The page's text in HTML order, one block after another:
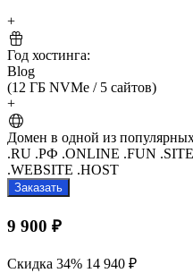
+
Год хостинга:
Blog
(12 ГБ NVMe /5 сайтов)
+
Домен в одной из
.RU .РФ .ONLINE .FUN .SITE
.WEBSITE .HOST
Заказать
9 900 ₽
Скидка 34% 14 940 ₽